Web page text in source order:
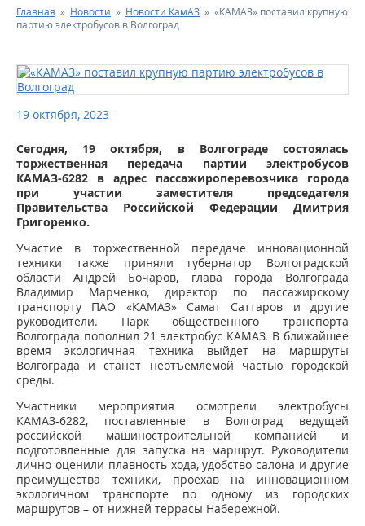
СЕРВИС И ГАРАНТИЙНЫЕ ОБЯЗАТЕЛЬСТВА
РЕМОНТ ДВИГАТЕЛЕЙ КАМАЗ
ФИНАНСОВЫЙ СЕРВИС
ФОТОГАЛЕРЕЯ
КОНТАКТНАЯ ИНФОРМАЦИЯ
Главная » Новости » Новости КамАЗ » «КАМАЗ» поставил крупную
партию электробусов в Волгоград
19 октября, 2023
Сегодня, 19 октября, в Волгограде состоялась
торжественная передача партии электробусов
КАМАЗ-6282 в адрес пассажироперевозчика города
при участии заместителя председателя
Правительства Российской Федерации Дмитрия
Григоренко.
Участие в торжественной передаче инновационной
техники также приняли губернатор Волгоградской
области Андрей Бочаров, глава города Волгограда
Владимир Марченко, директор по пассажирскому
транспорту ПАО «КАМАЗ» Самат Саттаров и другие
руководители. Парк общественного транспорта
Волгограда пополнил 21 электробус КАМАЗ. В ближайшее
время экологичная техника выйдет на маршруты
Волгограда и станет неотъемлемой частью городской
среды.
Участники мероприятия осмотрели электробусы
КАМАЗ-6282, поставленные в Волгоград ведущей
российской машиностроительной компанией и
подготовленные для запуска на маршрут. Руководители
лично оценили плавность хода, удобство салона и другие
преимущества техники, проехав на инновационном
экологичном транспорте по одному из городских
маршрутов – от нижней террасы Набережной.